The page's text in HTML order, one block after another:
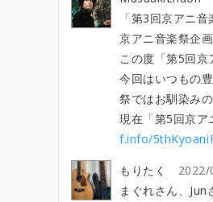
「第3回京アニ
京アニ音楽祭企
この度「第5回京
今回はいつもの
祭ではお馴染み
現在「第5回京
f.info/
もりたく 2022/
まぐれさん、